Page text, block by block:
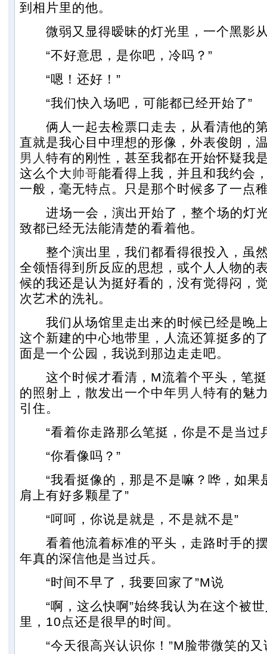
到相片里的他。
微弱又显得暧昧的灯光里，一个黑影
“不好意思，是你吧，冷吗？”
“嗯！还好！”
“我们快入场吧，可能都已经开始了”
俩人一起去检票口走去，从看清他的
直就是我心目中理想的形像，外表俊朗，
男人 特有的刚性，甚至我都在开始怀疑我
这么个大帅哥能看得上我，并且和我约会
一般，毫无特点。只是那个时候多了一点
进场一会，演出开始了，整个场的灯
致都已经无法能清楚的看着他。
整个演出里，我们都看得很投入，虽
全领悟得到所反应的思想，或个人人物的
候的我还是认为挺好看的，没有觉得闷，
次艺术的洗礼。
我们从场馆里走出来的时候已经是晚
这个新建的中心地带里，人流还算挺多的
面是一个公园，我说到那边走走吧。
这个时候才看清，M流着个平头，笔挺
的照射上，散发出一个中年男人 特有的魅
引住。
“看着你走路那么笔挺，你是不是当过
“你看像吗？”
“我看挺像的，那是不是嘛？哗，如果
肩上有好多颗星了”
“呵呵，你说是就是，不是就不是”
看着他流着标准的平头，走路时手的
年真的深信他是当过兵。
“时间不早了，我要回家了”M说
“啊，这么快啊”始终我认为在这个被世
里，10点还是很早的时间。
“今天很高兴认识你！”M脸带微笑的又